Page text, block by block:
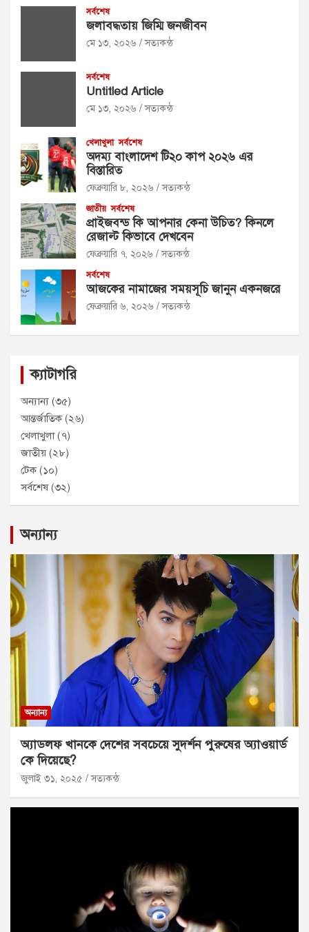
সর্বশেষ
জলাবদ্ধতায় জিম্মি জনজীবন
মে ১৩, ২০২৬ সত্যকন্ঠ
সর্বশেষ
Untitled Article
মে ১৩, ২০২৬ সত্যকন্ঠ
খেলাখুলা সর্বশেষ
অদম্য বাংলাদেশ টি২০ কাপ ২০২৬ এর
বিস্তারিত
ফেব্রুয়ারি ৮, ২০২৬ সত্যকন্ঠ
জাতীয় সর্বশেষ
প্রাইজবন্ড কি আপনার কেনা উচিত? কিনলে
রেজাল্ট কিভাবে দেখবেন
ফেব্রুয়ারি ৭, ২০২৬ সত্যকন্ঠ
সর্বশেষ
আজকের নামাজের সময়সূচি জানুন একনজরে
ফেব্রুয়ারি ৬, ২০২৬ সত্যকন্ঠ
ক্যাটাগরি
অন্যান্য (৩৫)
আন্তর্জাতিক(২৬)
খেলাখুলা(৭)
জাতীয় (২৮)
টেক(১০)
সর্বশেষ(৩২)
অন্যান্য
অন্যান্য
অ্যাডলফ খানকে দেশের সবচেয়ে সুদর্শন পুরুষের অ্যাওয়ার্ড
কে দিয়েছে?
জুলাই ৩১, ২০২৫ সত্যকন্ঠ